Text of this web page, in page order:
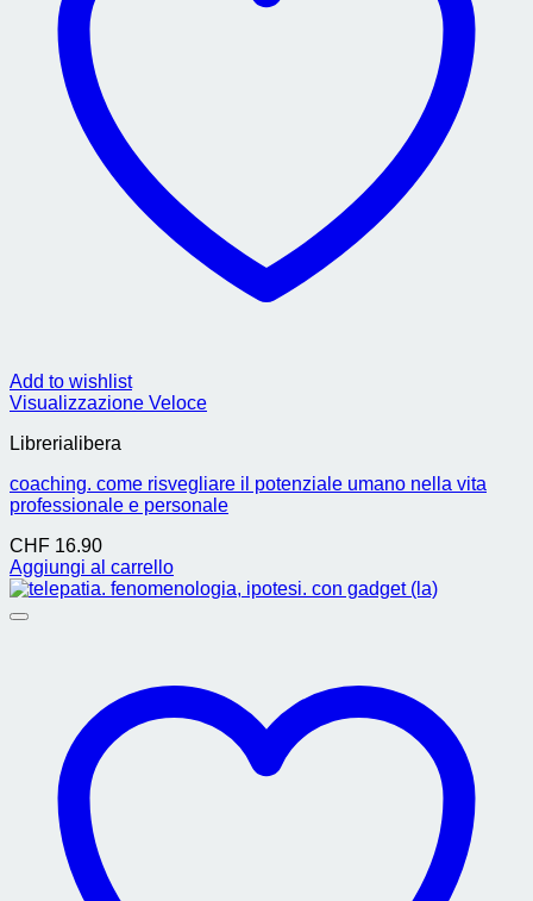
Add to wishlist
Visualizzazione Veloce
Librerialibera
coaching. come risvegliare il potenziale umano nella vita
professionale e personale
CHF 16.90
Aggiungi al carrello